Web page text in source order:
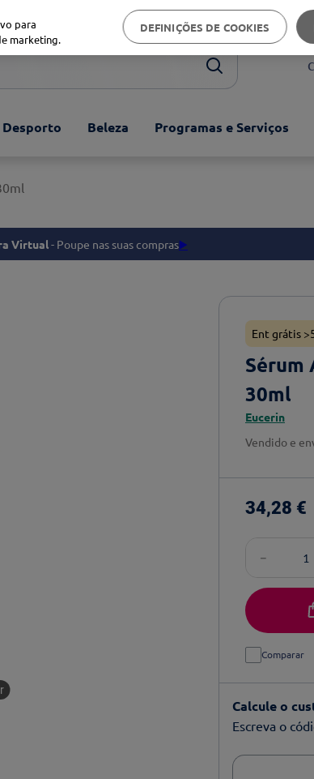
Desporto Beleza Programas e Serviços
Virtual- Poupe nas suas compras▶️
Ent grátis
Sérum
30ml
Eucerin
Vendido e
34,28 €
－
Comparar
Calcule o
Escreva o
para
marketing.
DEFINIÇÕES DE COOKIES